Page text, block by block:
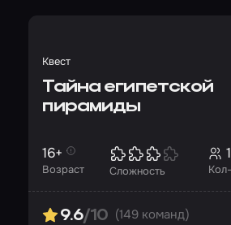
Квест
Тайна египетской
пирамиды
Возраст
16+
Сложность
9.6/10 (149 команд)